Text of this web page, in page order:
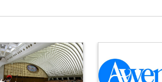
> Leggi altro > Leggi altro